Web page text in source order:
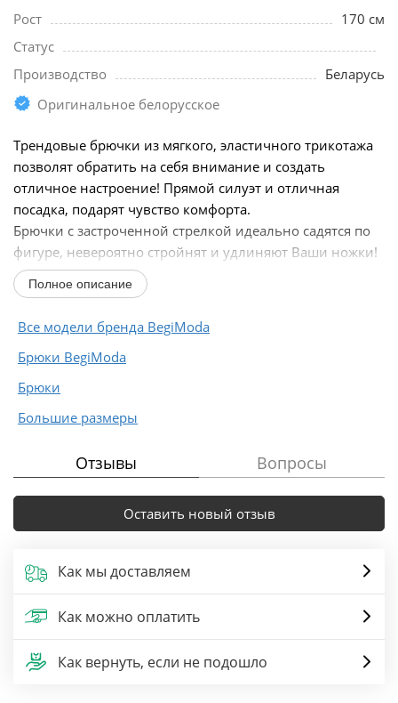
Рост
170 см
Статус
Производство
Беларусь
Оригинальное белорусское
Трендовые брючки из мягкого, эластичного трикотажа
позволят обратить на себя внимание и создать
отличное настроение! Прямой силуэт и отличная
посадка, подарят чувство комфорта.
Брючки с застроченной стрелкой идеально садятся по
фигуре, невероятно стройнят и удлиняют Ваши ножки!
Пояс...
Полное описание
Все модели бренда BegiModa
Брюки BegiModa
Брюки
Большие размеры
Отзывы Вопросы
Оставить новый отзыв
Как мы доставляем
Как можно оплатить
Как вернуть, если не подошло